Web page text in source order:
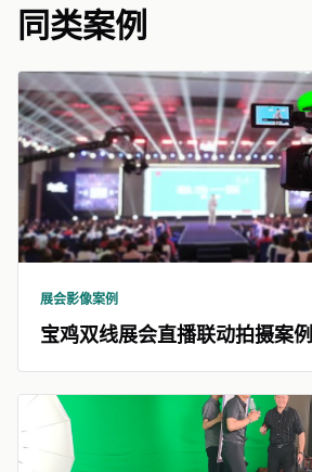
同类案例
展会影像案例
宝鸡双线展会直播联动拍摄案例